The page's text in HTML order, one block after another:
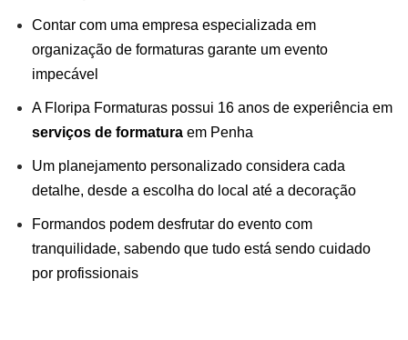
Contar com uma empresa especializada em
organização de formaturas garante um evento
impecável
A Floripa Formaturas possui 16 anos de experiência em
serviços de formatura em Penha
Um planejamento personalizado considera cada
detalhe, desde a escolha do local até a decoração
Formandos podem desfrutar do evento com
tranquilidade, sabendo que tudo está sendo cuidado
por profissionais